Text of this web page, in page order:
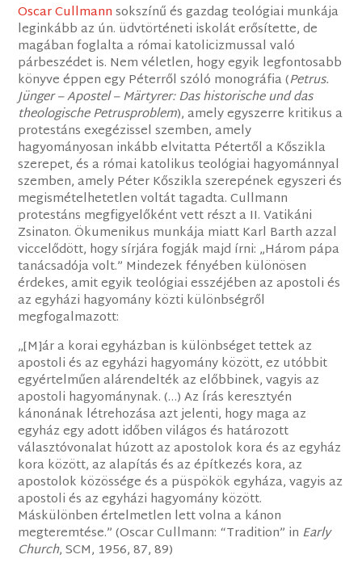
Oscar Cullmannsokszínű és gazdag teológiai munkája
leginkább az ún. üdvtörténeti iskolát erősítette, de
magában foglalta a római katolicizmussal való
párbeszédet is. Nem véletlen, hogy egyik legfontosabb
könyve éppen egy Péterről szóló monográfia (Petrus.
Jünger – Apostel – Märtyrer: Das historische und das
theologische Petrusproblem), amely egyszerre kritikus a
protestáns exegézissel szemben, amely
hagyományosan inkább elvitatta Pétertől a Kőszikla
szerepet, és a római katolikus teológiai hagyománnyal
szemben, amely Péter Kőszikla szerepének egyszeri és
megismételhetetlen voltát tagadta. Cullmann
protestáns megfigyelőként vett részt a II. Vatikáni
Zsinaton. Ökumenikus munkája miatt Karl Barth azzal
viccelődött, hogy sírjára fogják majd írni: „Három pápa
tanácsadója volt.” Mindezek fényében különösen
érdekes, amit egyik teológiai esszéjében az apostoli és
az egyházi hagyomány közti különbségről
megfogalmazott:
„[M]ár a korai egyházban is különbséget tettek az
apostoli és az egyházi hagyomány között, ez utóbbit
egyértelműen alárendelték az előbbinek, vagyis az
apostoli hagyománynak. (…) Az Írás keresztyén
kánonának létrehozása azt jelenti, hogy maga az
egyház egy adott időben világos és határozott
választóvonalat húzott az apostolok kora és az egyház
kora között, az alapítás és az építkezés kora, az
apostolok közössége és a püspökök egyháza, vagyis az
apostoli és az egyházi hagyomány között.
Máskülönben értelmetlen lett volna a kánon
megteremtése.” (Oscar Cullmann: “Tradition” in Early
Church, SCM, 1956, 87, 89)